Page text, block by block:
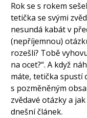
Rok se s rokem
tetička se svými
nesundá kabát v
(nepříjemnou)
rozešli? Tobě
na ocet?“. A když
máte, tetička spustí
s pozměněným
zvědavé otázky a
dnešní článek.